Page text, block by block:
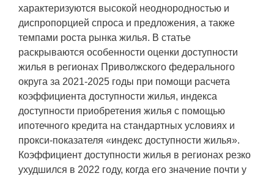
характеризуются высокой неоднородностью и
диспропорцией спроса и предложения, а также
темпами роста рынка жилья. В статье
раскрываются особенности оценки доступности
жилья в регионах Приволжского федерального
округа за 2021-2025 годы при помощи расчета
коэффициента доступности жилья, индекса
доступности приобретения жилья с помощью
ипотечного кредита на стандартных условиях и
прокси-показателя «индекс доступности жилья».
Коэффициент доступности жилья в регионах резко
ухудшился в 2022 году, когда его значение почти у